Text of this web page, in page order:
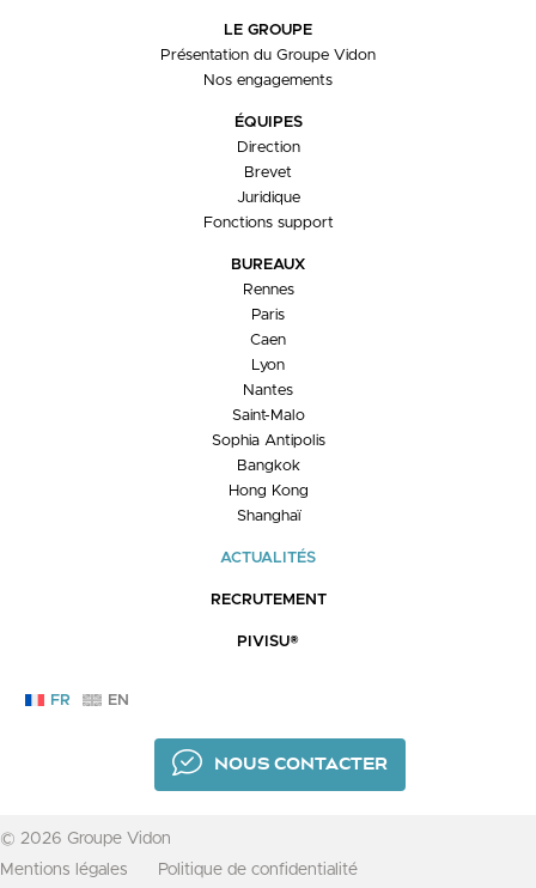
LE GROUPE
Présentation du Groupe Vidon
Nos engagements
ÉQUIPES
Direction
Brevet
Juridique
Fonctions support
BUREAUX
Rennes
Paris
Caen
Lyon
Nantes
Saint-Malo
Sophia Antipolis
Bangkok
Hong Kong
Shanghaï
ACTUALITÉS
RECRUTEMENT
PIVISU®
FR EN
NOUS CONTACTER
© 2026 Groupe Vidon
Mentions légales
Politique de confidentialité